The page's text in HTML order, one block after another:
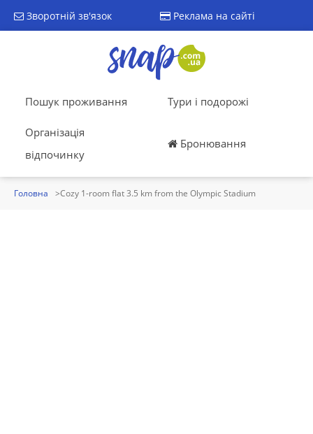
Зворотній зв'язок Реклама на сайті
Пошук проживання Тури і подорожі
Організація
відпочинку
Бронювання
Головна Cozy 1-room flat 3.5 km from the Olympic Stadium